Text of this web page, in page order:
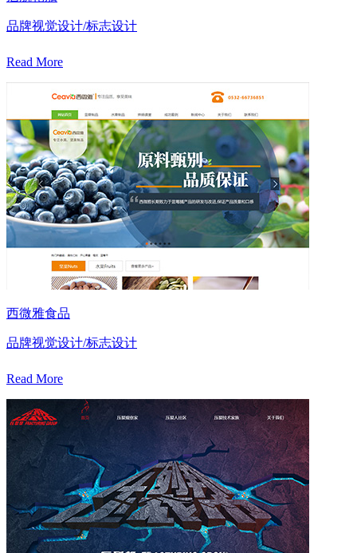
品牌视觉设计/标志设计
Read More
西微雅食品
品牌视觉设计/标志设计
Read More